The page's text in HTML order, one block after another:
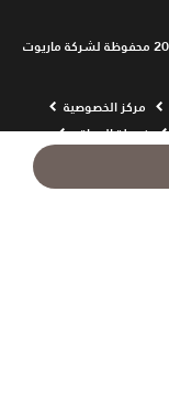
حقوق الطبع والنشر والتأليف © للأعوام من 1996 إلى 2026 محفوظة لشركة ماريوت
مركز الخصوصية
خريطة المواقع